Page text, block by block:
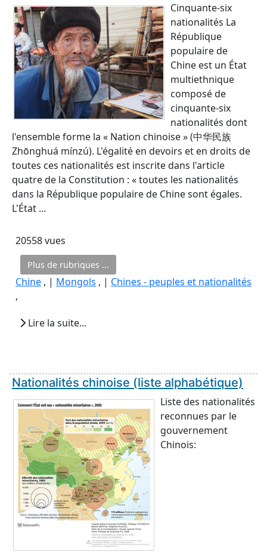
Cinquante-six
nationalités La
République
populaire de
Chine est un État
multiethnique
composé de
cinquante-six
nationalités dont
l'ensemble forme la « Nation chinoise » (中华民族
Zhōnghuá mínzú). L'égalité en devoirs et en droits de
toutes ces nationalités est inscrite dans l'article
quatre de la Constitution : « toutes les nationalités
dans la République populaire de Chine sont égales.
L'État ...
20558 vues
Plus de rubriques ...
Chine , | Mongols , | Chines - peuples et nationalités
,
Lire la suite...
Nationalités chinoise (liste alphabétique)
Liste des nationalités
reconnues par le
gouvernement
Chinois: